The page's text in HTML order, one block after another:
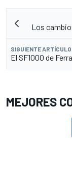
Los
SIGUIENTE ARTÍCULO
El SF1000 de
MEJORES